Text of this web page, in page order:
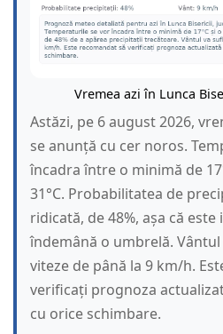
Vremea azi în Lunca
Astăzi, pe 6 august 2026,
se anunță cu cer noros.
încadra între o minimă de
31°C. Probabilitatea de
ridicată, de 48%, așa că
îndemână o umbrelă. Vântul
viteze de până la 9 km/h.
verificați prognoza
cu orice schimbare.